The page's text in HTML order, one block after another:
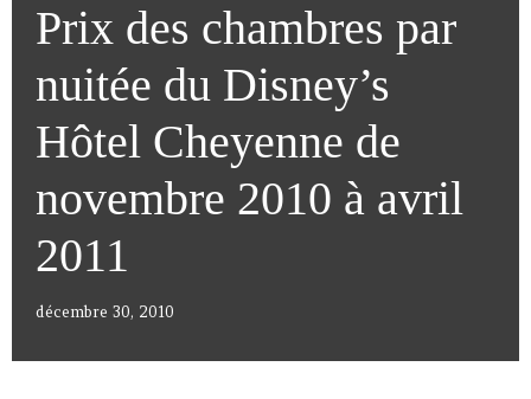
Prix des chambres par
nuitée du Disney’s
Hôtel Cheyenne de
novembre 2010 à avril
2011
décembre 30, 2010